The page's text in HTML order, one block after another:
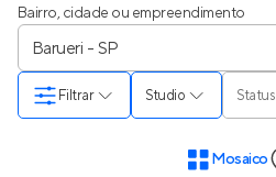
Bairro, cidade ou empreendimento
Studio Status
Filtrar
Mosaico